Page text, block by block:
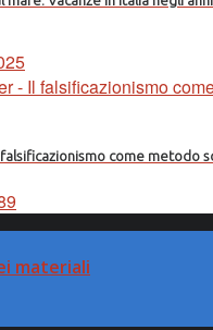
come metodo
materiali